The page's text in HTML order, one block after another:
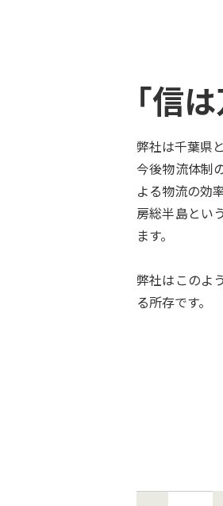
｢信
弊社は千葉県
今後物流体制
よる物流の効
房総半島とい
ます。
弊社はこのよ
る所存です。